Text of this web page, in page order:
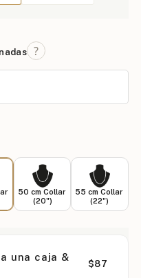
50 cm Collar
(20")
55 cm Collar
(22")
una caja &
$87